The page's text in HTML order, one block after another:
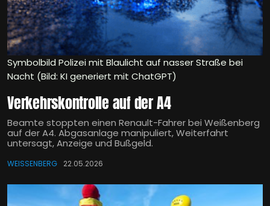
Symbolbild Polizei mit Blaulicht auf nasser Straße bei
Nacht (Bild: KI generiert mit ChatGPT)
Verkehrskontrolle auf der A4
Beamte stoppten einen Renault-Fahrer bei Weißenberg
auf der A4. Abgasanlage manipuliert, Weiterfahrt
untersagt, Anzeige und Bußgeld.
WEISSENBERG 22.05.2026